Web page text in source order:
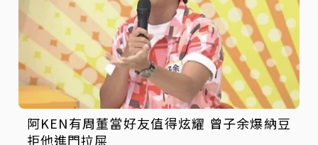
阿KEN有周董當好友值得炫耀 曾子余爆納豆
拒他進門拉屎